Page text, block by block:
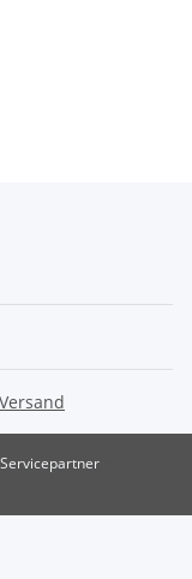
Versand